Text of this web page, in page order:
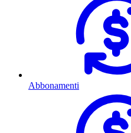
Abbonamenti